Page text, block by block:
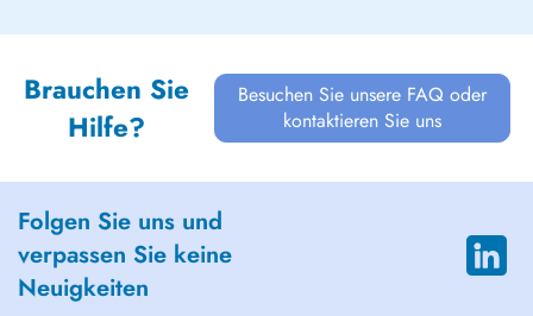
Brauchen Sie
Hilfe?
Besuchen Sie unsere FAQ oder
kontaktieren Sie uns
Folgen Sie uns und
verpassen Sie keine
Neuigkeiten